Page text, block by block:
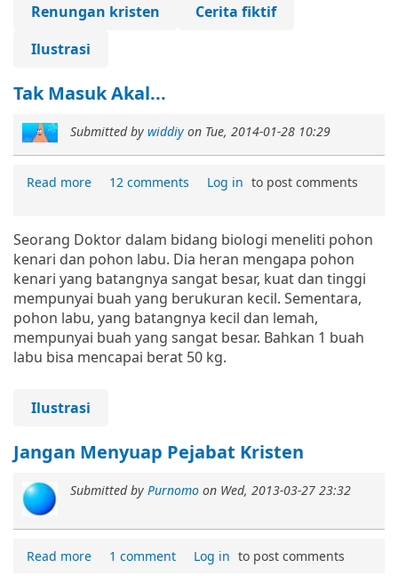
Renungan kristen
Cerita fiktif
Ilustrasi
Tak Masuk Akal...
Submitted by widdiy on Tue, 2014-01-28 10:29
Read more 12 comments Log in to post comments
Seorang Doktor dalam bidang biologi meneliti pohon
kenari dan pohon labu. Dia heran mengapa pohon
kenari yang batangnya sangat besar, kuat dan tinggi
mempunyai buah yang berukuran kecil. Sementara,
pohon labu, yang batangnya kecil dan lemah,
mempunyai buah yang sangat besar. Bahkan 1 buah
labu bisa mencapai berat 50 kg.
Ilustrasi
Jangan Menyuap Pejabat Kristen
Submitted by Purnomo on Wed, 2013-03-27 23:32
Read more 1 comment Log in to post comments